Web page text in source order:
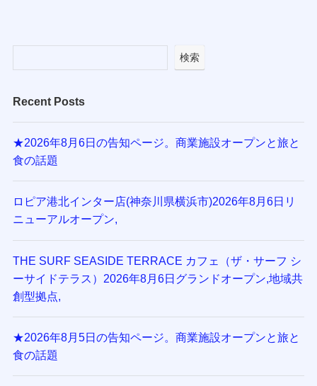
検索
Recent Posts
★2026年8月6日の告知ページ。商業施設オープンと旅と
食の話題
ロピア港北インター店(神奈川県横浜市)2026年8月6日リ
ニューアルオープン,
THE SURF SEASIDE TERRACE カフェ（ザ・サーフ シ
ーサイドテラス）2026年8月6日グランドオープン,地域共
創型拠点,
★2026年8月5日の告知ページ。商業施設オープンと旅と
食の話題